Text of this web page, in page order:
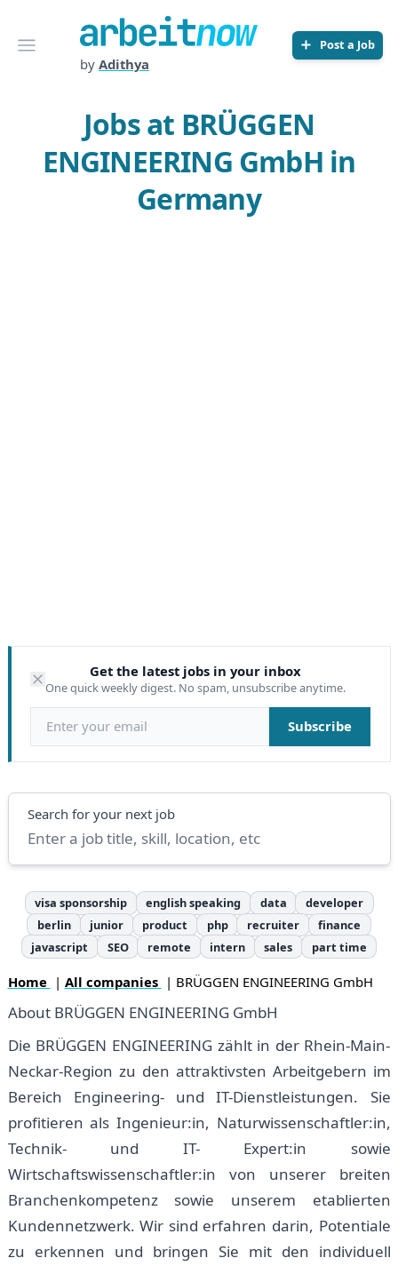
Open menu
Arbeitnow
by Adithya
Post a Job
Jobs at BRÜGGEN
ENGINEERING GmbH in
Germany
Get the latest jobs in your inbox
One quick weekly digest. No spam, unsubscribe anytime.
Email address Subscribe
Search
Search for your next job
visa sponsorship english speaking data
developer
berlin
junior product php recruiter
finance
javascript
SEO remote intern sales part time
Home | All companies | BRÜGGEN ENGINEERING GmbH
About BRÜGGEN ENGINEERING GmbH
Die BRÜGGEN ENGINEERING zählt in der Rhein-Main-
Neckar-Region zu den attraktivsten Arbeitgebern im
Bereich Engineering- und IT-Dienstleistungen. Sie
profitieren als Ingenieur:in, Naturwissenschaftler:in,
Technik- und IT- Expert:in sowie
Wirtschaftswissenschaftler:in von unserer breiten
Branchenkompetenz sowie unserem etablierten
Kundennetzwerk. Wir sind erfahren darin, Potentiale
zu erkennen und bringen Sie mit den individuell